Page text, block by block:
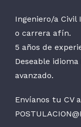
Ingeniero/a
o carrera afín.
5 años de
Deseable
avanzado.
Envíanos tu CV